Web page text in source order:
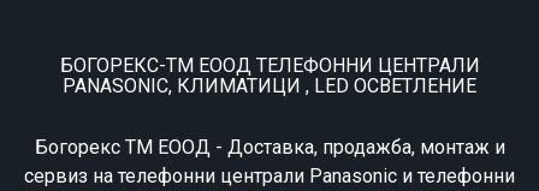
БОГОРЕКС-ТМ ЕООД ТЕЛЕФОННИ ЦЕНТРАЛИ
PANASONIC, КЛИМАТИЦИ , LED ОСВЕТЛЕНИЕ
Богорекс ТМ ЕООД - Доставка, продажба, монтаж и
сервиз на телефонни централи Panasonic и телефонни